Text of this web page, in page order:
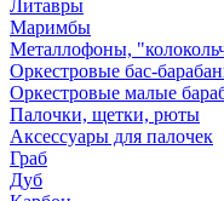
Литавры
Маримбы
Металлофоны,
Оркестровые бас-
Оркестровые малые
Палочки, щетки, рюты
Аксессуары для палочек
Граб
Дуб